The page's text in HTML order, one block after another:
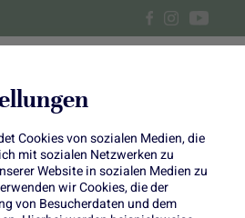
Cookies von sozialen Medien, die
mit sozialen Netzwerken zu
Website in sozialen Medien zu
wir Cookies, die der
von Besucherdaten und dem
über